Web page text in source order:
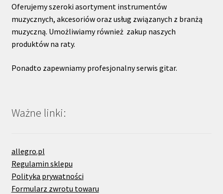
Oferujemy szeroki asortyment instrumentów
muzycznych, akcesoriów oraz usług związanych z branżą
muzyczną. Umożliwiamy również zakup naszych
produktów na raty.
Ponadto zapewniamy profesjonalny serwis gitar.
Ważne linki:
allegro.pl
Regulamin sklepu
Polityka prywatności
Formularz zwrotu towaru